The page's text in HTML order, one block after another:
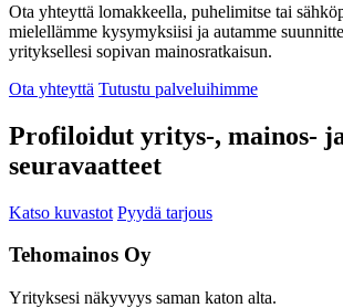
Ota yhteyttä lomakkeella, puhelimitse tai
mielellämme kysymyksiisi ja autamme
yrityksellesi sopivan mainosratkaisun.
Ota yhteyttä Tutustu palveluihimme
Profiloidut yritys-, mainos-
seuravaatteet
Katso kuvastot Pyydä tarjous
Tehomainos Oy
Yrityksesi näkyvyys saman katon alta.